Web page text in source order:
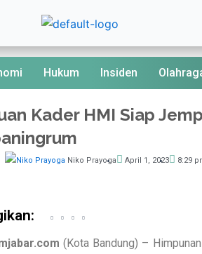
Hukum Insiden
Kader HMI Siap
Niko Prayoga April 1, 2023 8:29
(Kota Bandung) –